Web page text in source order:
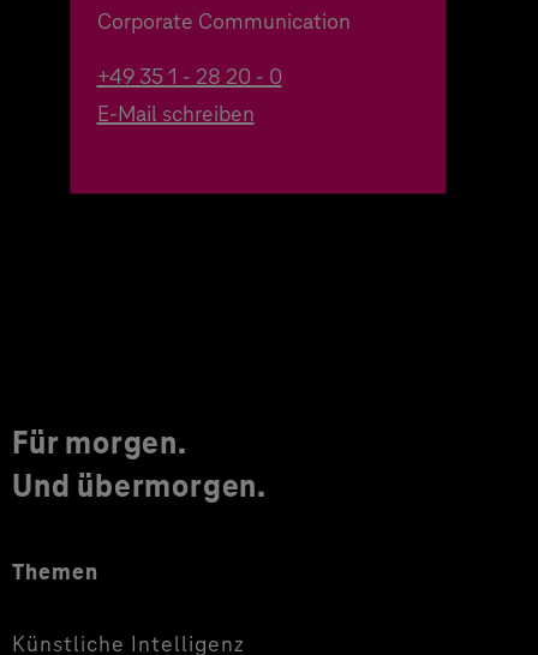
Corporate Communication
+49 35 1 - 28 20 - 0
E-Mail schreiben
Für morgen.
Und übermorgen.
Themen
Künstliche Intelligenz